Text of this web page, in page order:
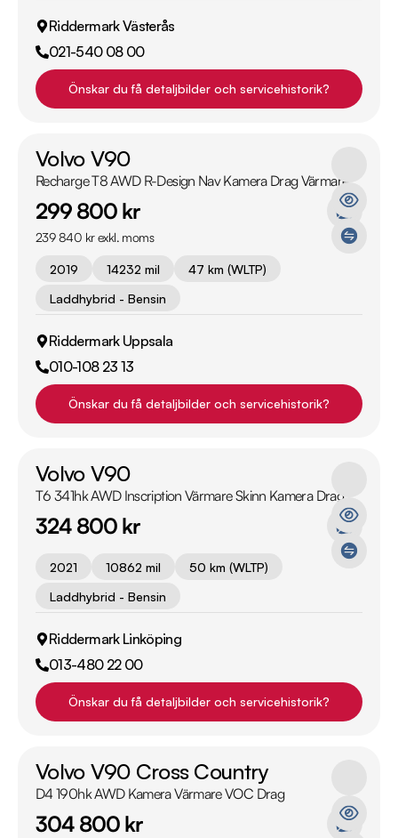
Riddermark Västerås
021-540 08 00
Önskar du få detaljbilder och servicehistorik?
Volvo V90
Recharge T8 AWD R-Design Nav Kamera Drag Värmare
299 800 kr
239 840 kr exkl. moms
2019 14232 mil
47 km (WLTP)
Laddhybrid - Bensin
Riddermark Uppsala
010-108 23 13
Önskar du få detaljbilder och servicehistorik?
Volvo V90
T6 341hk AWD Inscription Värmare Skinn Kamera Drag
324 800 kr
2021 10862 mil
50 km (WLTP)
Laddhybrid - Bensin
Riddermark Linköping
013-480 22 00
Önskar du få detaljbilder och servicehistorik?
Volvo V90 Cross Country
D4 190hk AWD Kamera Värmare VOC Drag
304 800 kr